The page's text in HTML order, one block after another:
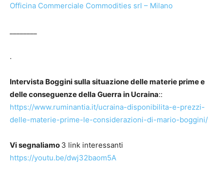
Officina Commerciale Commodities srl – Milano
.
Intervista Boggini sulla situazione delle materie prime e
delle conseguenze della Guerra in Ucraina::
https://www.ruminantia.it/ucraina-disponibilita-e-prezzi-
delle-materie-prime-le-considerazioni-di-mario-boggini/
Vi segnaliamo 3 link interessanti
https://youtu.be/dwj32baom5A